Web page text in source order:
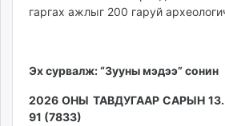
гаргах ажлыг 200 гаруй
Эх сурвалж: “Зууны мэдээ” сонин
2026 ОНЫ ТАВДУГААР САРЫН
91 (7833)